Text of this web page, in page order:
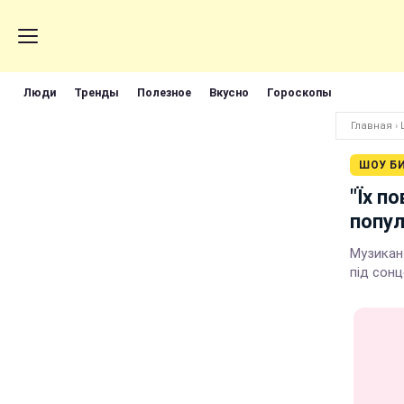
Люди Тренды Полезное Вкусно Гороскопы
Главная ›
ШОУ
"Їх
під